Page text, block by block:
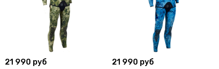
21 990 руб 21 990 руб